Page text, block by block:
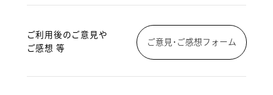
ご利用後のご意見や
ご感想 等
ご意見･ご感想フォーム